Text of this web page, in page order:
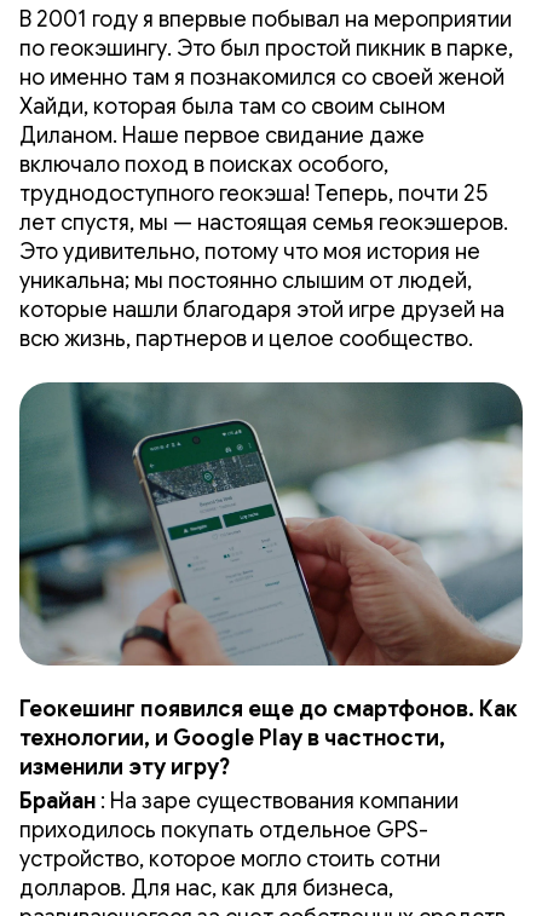
В 2001 году я впервые побывал на мероприятии
по геокэшингу. Это был простой пикник в парке,
но именно там я познакомился со своей женой
Хайди, которая была там со своим сыном
Диланом. Наше первое свидание даже
включало поход в поисках особого,
труднодоступного геокэша! Теперь, почти 25
лет спустя, мы — настоящая семья геокэшеров.
Это удивительно, потому что моя история не
уникальна; мы постоянно слышим от людей,
которые нашли благодаря этой игре друзей на
всю жизнь, партнеров и целое сообщество.
Геокешинг появился еще до смартфонов. Как
технологии, и Google Play в частности,
изменили эту игру?
Брайан : На ​​заре существования компании
приходилось покупать отдельное GPS-
устройство, которое могло стоить сотни
долларов. Для нас, как для бизнеса,